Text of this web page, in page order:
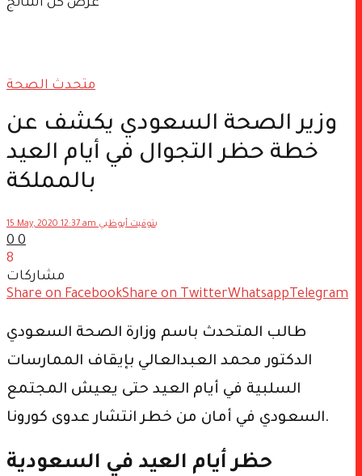
عرض كل النتائج
متحدث الصحة
وزير الصحة السعودي يكشف عن
خطة حظر التجوال في أيام العيد
بالمملكة
15 May, 2020 12:37 am بتوقيت أبوظبي
0 0
8
مشاركات
Share on FacebookShare on TwitterWhatsappTelegram
طالب المتحدث باسم وزارة الصحة السعودي
الدكتور محمد العبدالعالي بإيقاف الممارسات
السلبية في أيام العيد حتى يعيش المجتمع
السعودي في أمان من خطر انتشار عدوى كورونا.
حظر أيام العيد في السعودية